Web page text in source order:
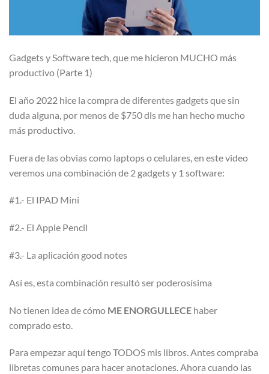
Gadgets y Software tech, que me hicieron MUCHO más
productivo (Parte 1)
El año 2022 hice la compra de diferentes gadgets que sin
duda alguna, por menos de $750 dls me han hecho mucho
más productivo.
Fuera de las obvias como laptops o celulares, en este video
veremos una combinación de 2 gadgets y 1 software:
#1.- El IPAD Mini
#2.- El Apple Pencil
#3.- La aplicación good notes
Así es, esta combinación resultó ser poderosísima
No tienen idea de cómo ME ENORGULLECE haber
comprado esto.
Para empezar aquí tengo TODOS mis libros. Antes compraba
libretas comunes para hacer anotaciones. Ahora cuando las